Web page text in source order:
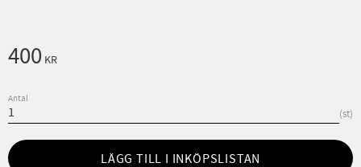
400 KR
Antal
st
LÄGG TILL I INKÖPSLISTAN